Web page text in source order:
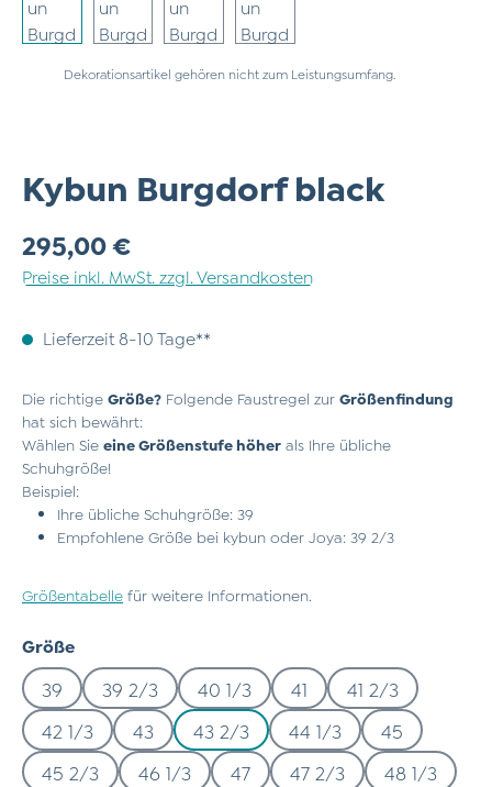
Dekorationsartikel gehören nicht zum Leistungsumfang.
Kybun Burgdorf black
Regulärer Preis:
295,00 €
Preise inkl. MwSt. zzgl. Versandkosten
Lieferzeit 8-10 Tage**
Die richtige Größe? Folgende Faustregel zur Größenfindung
hat sich bewährt:
Wählen Sie eine Größenstufe höher als Ihre übliche
Schuhgröße!
Beispiel:
Ihre übliche Schuhgröße: 39
Empfohlene Größe bei kybun oder Joya: 39 2/3
Größentabelle für weitere Informationen.
Größeauswählen
39 39 2/3 40 1/3 41
41 2/3
42 1/3
43 43 2/3 44 1/3
45
45 2/3
46 1/3 47 47 2/3
48 1/3